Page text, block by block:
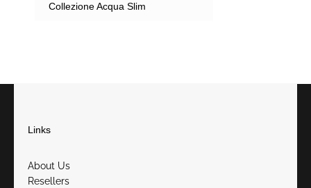
Collezione Acqua Slim
Links
About Us
Resellers